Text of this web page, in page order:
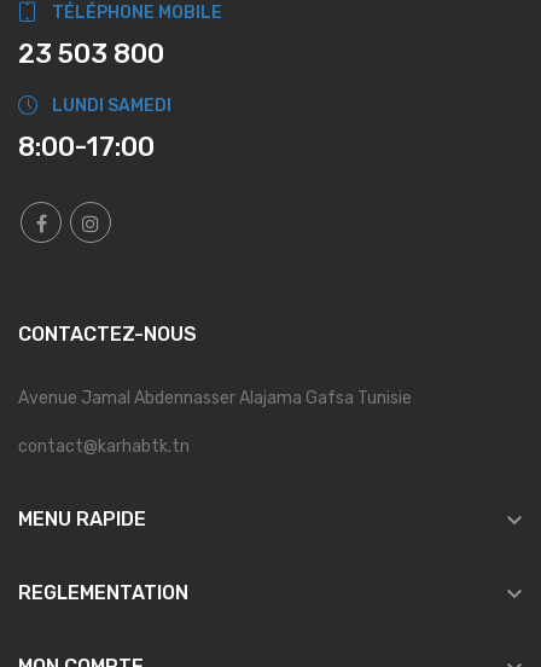
TÉLÉPHONE MOBILE
23 503 800
LUNDI SAMEDI
8:00-17:00
CONTACTEZ-NOUS
Avenue Jamal Abdennasser Alajama Gafsa Tunisie
contact@karhabtk.tn
MENU RAPIDE 
REGLEMENTATION 